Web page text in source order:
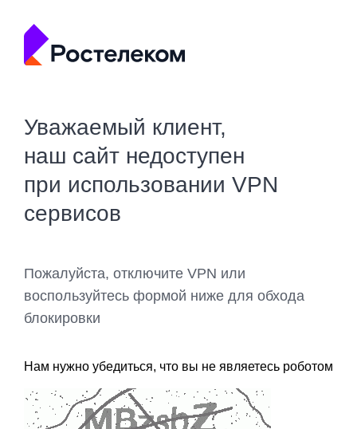
Уважаемый клиент,
наш сайт недоступен
при использовании VPN
сервисов
Пожалуйста, отключите VPN или
воспользуйтесь формой ниже для обхода
блокировки
Нам нужно убедиться, что вы не являетесь роботом